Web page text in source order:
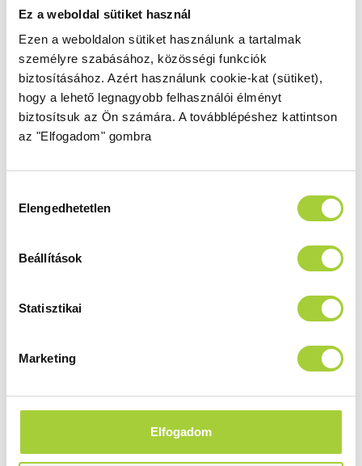
Ez a weboldal sütiket használ
Ezen a weboldalon sütiket használunk a tartalmak
személyre szabásához, közösségi funkciók
biztosításához. Azért használunk cookie-kat (sütiket),
hogy a lehető legnagyobb felhasználói élményt
biztosítsuk az Ön számára. A továbblépéshez kattintson
az "Elfogadom" gombra
kiválasztása
Elengedhetetlen
Beállítások
Statisztikai
Marketing
Elfogadom
2000 mm
Üvegszín
átlátszó
Profilszín
króm
Termékkód
1384022-01-01R
Bruttó ár
279 000 Ft
KDJ+S 100 B
2000 mm
átlátszó
1384022-01-01L
KDJ+S 110 J
Magasság
2000 mm
Méret
1100
átlátszó
Profilszín
króm